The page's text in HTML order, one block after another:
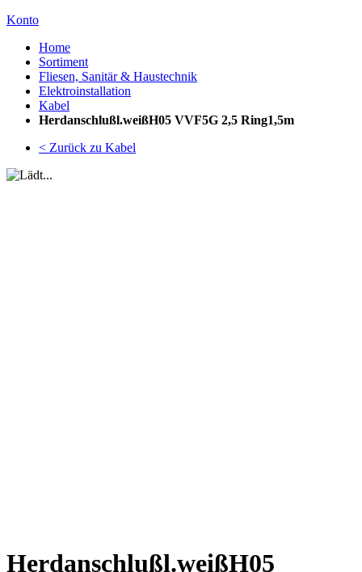
Konto
Home
Sortiment
Fliesen, Sanitär & Haustechnik
Elektroinstallation
Kabel
Herdanschlußl.weißH05 VVF5G 2,5 Ring1,5m
< Zurück zu Kabel
Herdanschlußl.weißH05